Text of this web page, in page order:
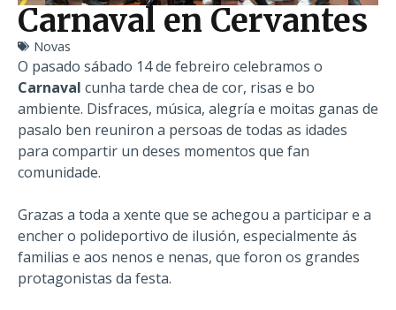
Carnaval en Cervantes
Novas
O pasado sábado 14 de febreiro celebramos o
Carnaval cunha tarde chea de cor, risas e bo
ambiente. Disfraces, música, alegría e moitas ganas de
pasalo ben reuniron a persoas de todas as idades
para compartir un deses momentos que fan
comunidade.
Grazas a toda a xente que se achegou a participar e a
encher o polideportivo de ilusión, especialmente ás
familias e aos nenos e nenas, que foron os grandes
protagonistas da festa.